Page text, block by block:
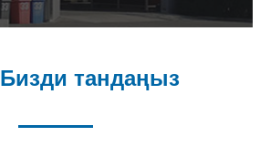
Бизди тандаңыз